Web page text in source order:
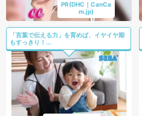
PR(DHC｜CanCa
m.jp)
「言葉で伝える力」を育めば、イヤイヤ期
もすっきり！...